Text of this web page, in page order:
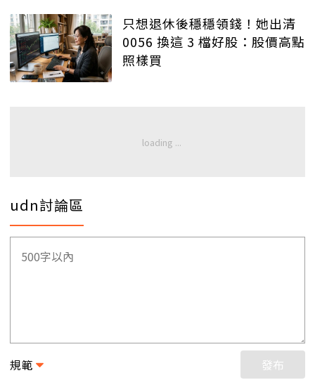
只想退休後穩穩領錢！她出清
0056 換這 3 檔好股：股價高點
照樣買
udn討論區
規範 發布